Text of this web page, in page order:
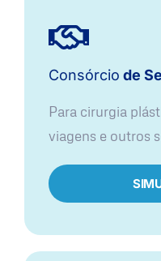
Consórcio de
Para cirurgia
viagens e outros